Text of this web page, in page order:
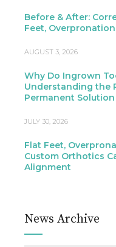
Before & After:
Feet,
AUGUST 3, 2026
Why Do Ingrown
Understanding the
Permanent Solution
JULY 30, 2026
Flat Feet,
Custom Orthotics
Alignment
News Archive